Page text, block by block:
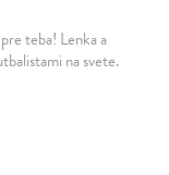
teba! Lenka a
na svete.